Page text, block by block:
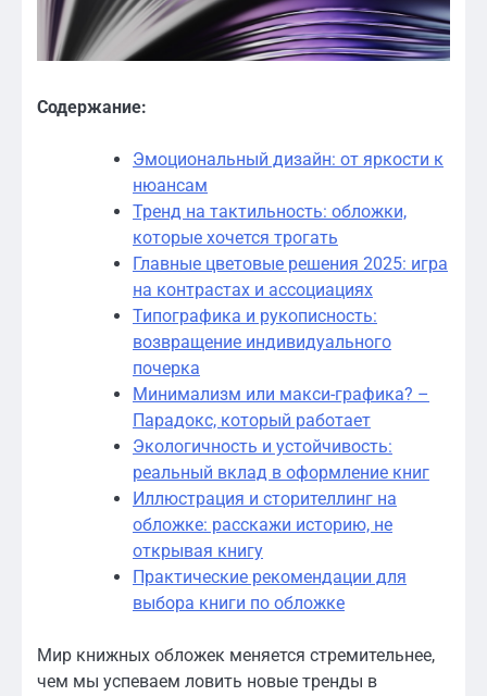
Содержание:
Эмоциональный дизайн: от яркости к
нюансам
Тренд на тактильность: обложки,
которые хочется трогать
Главные цветовые решения 2025: игра
на контрастах и ассоциациях
Типографика и рукописность:
возвращение индивидуального
почерка
Минимализм или макси-графика? –
Парадокс, который работает
Экологичность и устойчивость:
реальный вклад в оформление книг
Иллюстрация и сторителлинг на
обложке: расскажи историю, не
открывая книгу
Практические рекомендации для
выбора книги по обложке
Мир книжных обложек меняется стремительнее,
чем мы успеваем ловить новые тренды в